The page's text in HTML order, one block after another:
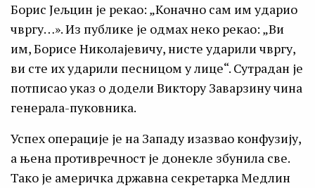
Борис Јељцин је рекао: „Коначно сам им ударио
чвргу…». Из публике је одмах неко рекао: „Ви
им, Борисе Николајевичу, нисте ударили чвргу,
ви сте их ударили песницом у лице“. Сутрадан је
потписао указ о додели Виктору Заварзину чина
генерала-пуковника.
Успех операције је на Западу изазвао конфузију,
а њена противречност је донекле збунила све.
Тако је америчка државна секретарка Медлин